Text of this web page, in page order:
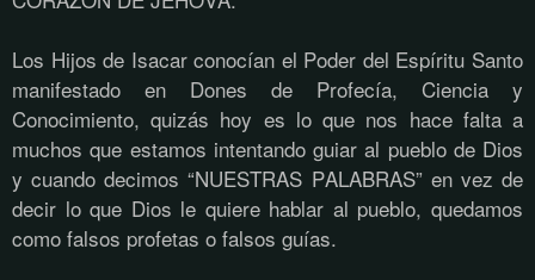
Los Hijos de Isacar conocían el Poder del Espíritu Santo
manifestado en Dones de Profecía, Ciencia y
Conocimiento, quizás hoy es lo que nos hace falta a
muchos que estamos intentando guiar al pueblo de Dios
y cuando decimos “NUESTRAS PALABRAS” en vez de
decir lo que Dios le quiere hablar al pueblo, quedamos
como falsos profetas o falsos guías.